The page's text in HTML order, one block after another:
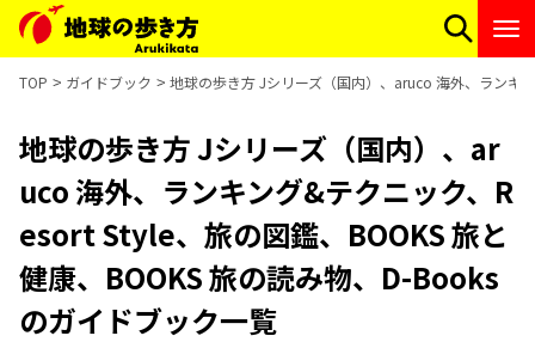
TOP ガイドブック 地球の歩き方 Jシリーズ（国内）、aruco 海外、ランキ
地球の歩き方 Jシリーズ（国内）、ar
uco 海外、ランキング&テクニック、R
esort Style、旅の図鑑、BOOKS 旅と
健康、BOOKS 旅の読み物、D-Books
のガイドブック一覧